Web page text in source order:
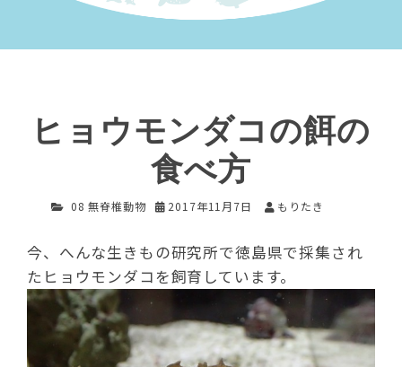
ヒョウモンダコの餌の
食べ方
08 無脊椎動物 2017年11月7日 もりたき
今、へんな生きもの研究所で徳島県で採集され
たヒョウモンダコを飼育しています。